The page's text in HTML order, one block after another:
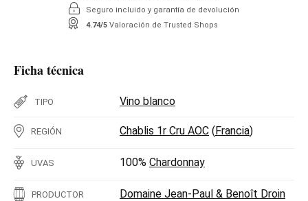
Seguro incluido y garantía de devolución
4.74/5 Valoración de Trusted Shops
Ficha técnica
TIPO Vino blanco
REGIÓN Chablis 1r Cru AOC (Francia)
UVAS 100% Chardonnay
PRODUCTOR Domaine Jean-Paul & Benoît Droin